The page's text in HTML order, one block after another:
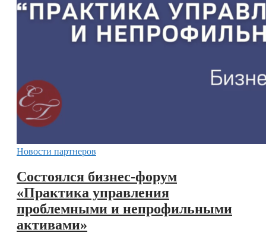
Новости партнеров
Состоялся бизнес-форум
«Практика управления
проблемными и непрофильными
активами»